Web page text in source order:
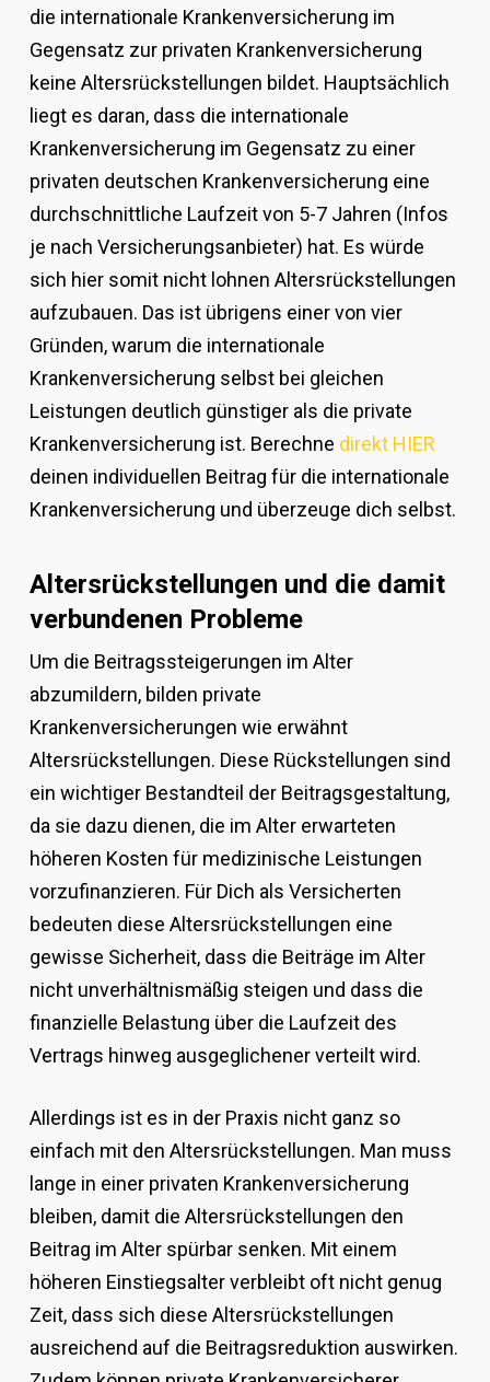
die internationale Krankenversicherung im
Gegensatz zur privaten Krankenversicherung
keine Altersrückstellungen bildet. Hauptsächlich
liegt es daran, dass die internationale
Krankenversicherung im Gegensatz zu einer
privaten deutschen Krankenversicherung eine
durchschnittliche Laufzeit von 5-7 Jahren (Infos
je nach Versicherungsanbieter) hat. Es würde
sich hier somit nicht lohnen Altersrückstellungen
aufzubauen. Das ist übrigens einer von vier
Gründen, warum die internationale
Krankenversicherung selbst bei gleichen
Leistungen deutlich günstiger als die private
Krankenversicherung ist. Berechne direkt HIER
deinen individuellen Beitrag für die internationale
Krankenversicherung und überzeuge dich selbst.
Altersrückstellungen und die damit
verbundenen Probleme
Um die Beitragssteigerungen im Alter
abzumildern, bilden private
Krankenversicherungen wie erwähnt
Altersrückstellungen. Diese Rückstellungen sind
ein wichtiger Bestandteil der Beitragsgestaltung,
da sie dazu dienen, die im Alter erwarteten
höheren Kosten für medizinische Leistungen
vorzufinanzieren. Für Dich als Versicherten
bedeuten diese Altersrückstellungen eine
gewisse Sicherheit, dass die Beiträge im Alter
nicht unverhältnismäßig steigen und dass die
finanzielle Belastung über die Laufzeit des
Vertrags hinweg ausgeglichener verteilt wird.
Allerdings ist es in der Praxis nicht ganz so
einfach mit den Altersrückstellungen. Man muss
lange in einer privaten Krankenversicherung
bleiben, damit die Altersrückstellungen den
Beitrag im Alter spürbar senken. Mit einem
höheren Einstiegsalter verbleibt oft nicht genug
Zeit, dass sich diese Altersrückstellungen
ausreichend auf die Beitragsreduktion auswirken.